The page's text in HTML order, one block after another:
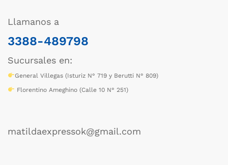
Llamanos a
3388-489798
Sucursales en:
General Villegas (Isturiz N° 719 y Berutti N° 809)
Florentino Ameghino (Calle 10 N° 251)
matildaexpressok@gmail.com